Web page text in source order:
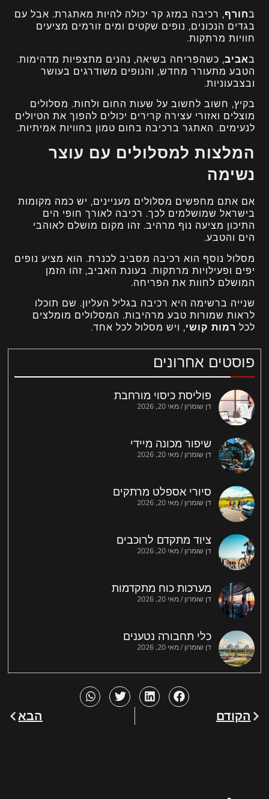
פוסטים אחרונים
פוליסת כיסוי מורחבת
דן שומרון מאי 20, 2026
שיפור מכונה מיידי
דן שומרון מאי 20, 2026
סיורי אספלט מרתקים
דן שומרון מאי 20, 2026
ציוד מתקדם לרוכבים
דן שומרון מאי 20, 2026
מערכות כוח מתקדמות
דן שומרון מאי 20, 2026
כלי תחבורה נטענים
דן שומרון מאי 20, 2026
בחורף, רכיבה במזג קר יכולה להיות מאתגרת. אבל עם
בגדים הנכונים, נופים שקטים ומים זורמים מציעים
חוויות מרתקות.
באביב, כשהפריחה בשיאה, נהנים מתצפיות מדהימות.
הטבע מתעורר מחדש, והנופים משודרגים בעושר
ובצבעוניות.
בקיץ, חשוב לחשוב על שעות החום ולחות. מסלולים
מוצלים ואזורי עצירה קרירים יכולים להפוך את הטיולים
לנעימים. האתגר ברכיבה בחום טמון בחוויות אמיתיות.
המלצות למסלולים עם עוצר
נשימה
אם אתם מחפשים מסלולים מעניינים, יש כמה מקומות
בישראל שמושלמים לכך. רכיבה לאורך חופי הים
התיכון מציעה נוף מרהיב. זהו מקום מושלם לאוהבי
הים והטבע.
מסלול נוסף הוא רכיבה מסביב לכנרת. הוא מציע נופים
יפים ופעילויות מרתקות. בעונת האביב, זהו הזמן
המושלם לחוות את הפריחה.
שנייה ברשימה היא רכיבה בגליל העליון. שם תוכלו
לראות שמורות טבע מרהיבות. המסלולים מומלצים
לכל רמות קושי, ויש מסלול לכל אחד.
הקודם הבא